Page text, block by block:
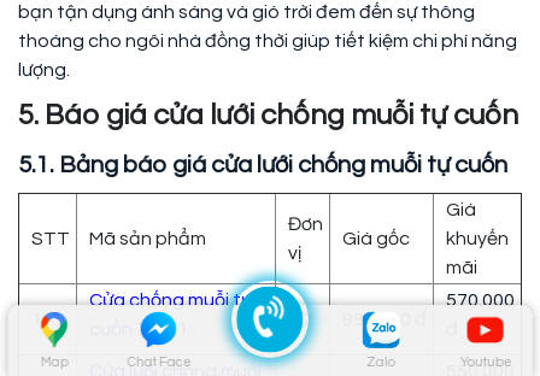
Map Chat Face Zalo Youtube
bạn tận dụng ánh sáng và gió trời đem đến sự thông
thoáng cho ngôi nhà đồng thời giúp tiết kiệm chi phí năng
lượng.
5. Báo giá cửa lưới chống muỗi tự cuốn
5.1. Bảng báo giá cửa lưới chống muỗi tự cuốn
STT Mã sản phẩm
Đơn
vị
Giá gốc
Giá
khuyến
mãi
1
Cửa chống muỗi tự
cuốn TC 01
M2 890.000 đ
570.000
Cửa lưới chống muỗi 550.000